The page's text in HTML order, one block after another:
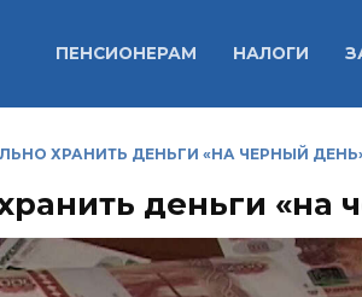
ПЕНСИОНЕРАМ НАЛОГИ
ХРАНИТЬ ДЕНЬГИ «НА ЧЕРНЫЙ
деньги «на